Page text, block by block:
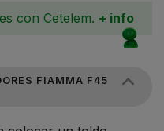
con Cetelem. + info
FIAMMA F45